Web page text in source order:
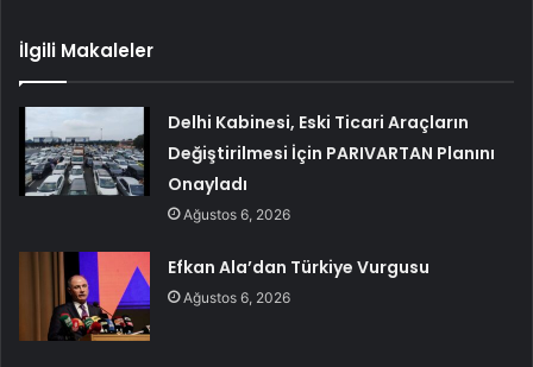
İlgili Makaleler
Delhi Kabinesi, Eski Ticari Araçların
Değiştirilmesi İçin PARIVARTAN Planını
Onayladı
Ağustos 6, 2026
Efkan Ala’dan Türkiye Vurgusu
Ağustos 6, 2026